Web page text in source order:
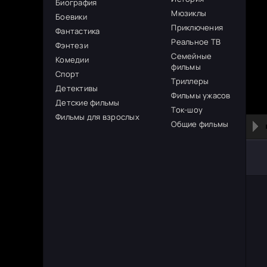
Биография
Боевики
Фантастика
Фэнтези
Комедии
Спорт
Детективы
Детские фильмы
Фильмы для взрослых
Мюзиклы
Приключения
Реальное ТВ
Семейные
фильмы
Триллеры
Фильмы ужасов
Ток-шоу
Общие фильмы